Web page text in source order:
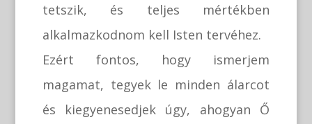
tetszik, és teljes mértékben
alkalmazkodnom kell Isten tervéhez.
Ezért fontos, hogy ismerjem
magamat, tegyek le minden álarcot
és kiegyenesedjek úgy, ahogyan Ő